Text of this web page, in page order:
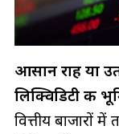
आसान राह या
लिक्विडिटी की
वित्तीय बाजारों